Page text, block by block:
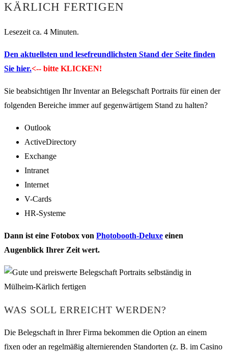
KÄRLICH FERTIGEN
Lesezeit ca. 4 Minuten.
Den aktuellsten und lesefreundlichsten Stand der Seite finden
Sie hier.<-- bitte KLICKEN!
Sie beabsichtigen Ihr Inventar an Belegschaft Portraits für einen der
folgenden Bereiche immer auf gegenwärtigem Stand zu halten?
Outlook
ActiveDirectory
Exchange
Intranet
Internet
V-Cards
HR-Systeme
Dann ist eine Fotobox von Photobooth-Deluxe einen
Augenblick Ihrer Zeit wert.
WAS SOLL ERREICHT WERDEN?
Die Belegschaft in Ihrer Firma bekommen die Option an einem
fixen oder an regelmäßig alternierenden Standorten (z. B. im Casino